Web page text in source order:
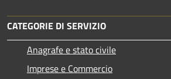
CATEGORIE DI SERVIZIO
Anagrafe e stato civile
Imprese e Commercio